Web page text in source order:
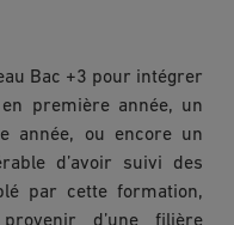
Bac +3 pour intégrer
première année, un
année, ou encore un
d’avoir suivi des
par cette formation,